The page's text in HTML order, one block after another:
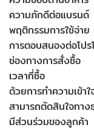
ความภักดีต่อแบรนด์
พฤติกรรมการใช้จ่าย
การตอบสนองต่อโปร
ช่องทางการสั่งซื้อ
เวลาที่ซื้อ
ด้วยการทำความเข้า
สามารถตัดสินใจทา
มีส่วนร่วมของลูกค้า